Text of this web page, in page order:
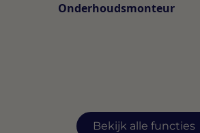
Bekijk alle functies
Onderhoudsmonteur